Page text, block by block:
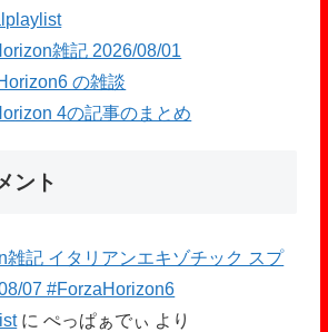
雑記 2026/08/01
の雑談
4の記事のまとめ
ント
雑記 イタリアンエキゾチック スプ
07 #ForzaHorizon6
にぺっぱぁでぃ より